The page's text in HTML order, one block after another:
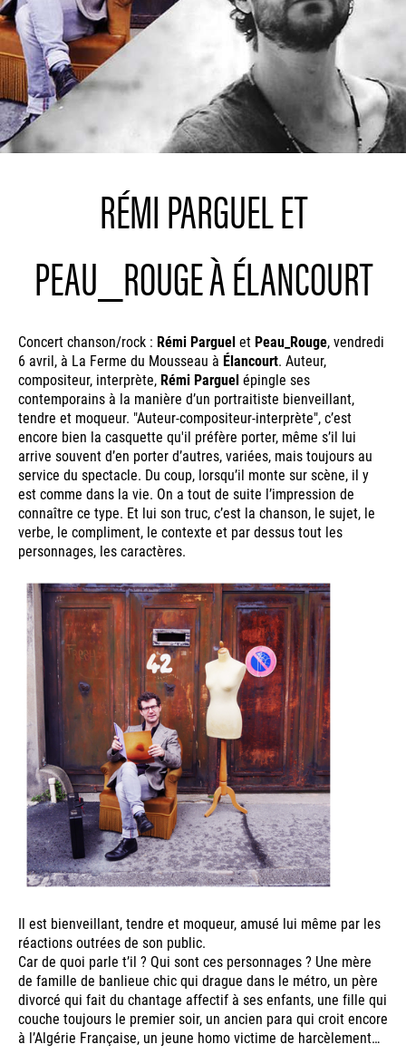
RÉMI PARGUEL ET
PEAU_ROUGE À ÉLANCOURT
Concert chanson/rock : Rémi Parguelet Peau_Rouge, vendredi
6 avril, à La Ferme du Mousseau à Élancourt. Auteur,
compositeur, interprète, Rémi Parguelépingle ses
contemporains à la manière d’un portraitiste bienveillant,
tendre et moqueur. "Auteur-compositeur-interprète", c’est
encore bien la casquette qu'il préfère porter, même s’il lui
arrive souvent d’en porter d’autres, variées, mais toujours au
service du spectacle. Du coup, lorsqu’il monte sur scène, il y
est comme dans la vie. On a tout de suite l’impression de
connaître ce type. Et lui son truc, c’est la chanson, le sujet, le
verbe, le compliment, le contexte et par dessus tout les
personnages, les caractères.
Il est bienveillant, tendre et moqueur, amusé lui même par les
réactions outrées de son public.
Car de quoi parle t’il ? Qui sont ces personnages ? Une mère
de famille de banlieue chic qui drague dans le métro, un père
divorcé qui fait du chantage affectif à ses enfants, une fille qui
couche toujours le premier soir, un ancien para qui croit encore
à l’Algérie Française, un jeune homo victime de harcèlement…